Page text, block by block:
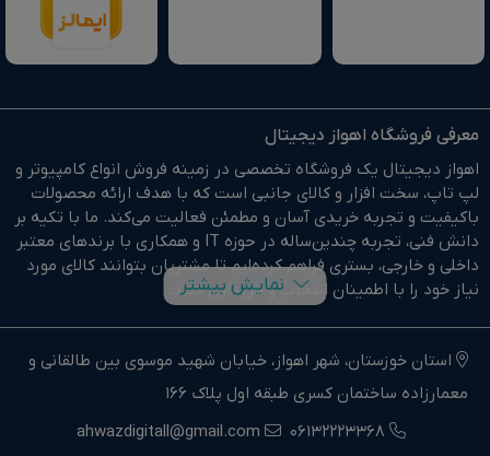
معرفی فروشگاه اهواز دیجیتال
اهواز دیجیتال یک فروشگاه تخصصی در زمینه فروش انواع کامپیوتر و
لپ تاپ، سخت افزار و کالای جانبی است که با هدف ارائه محصولات
باکیفیت و تجربه خریدی آسان و مطمئن فعالیت می‌کند. ما با تکیه بر
دانش فنی، تجربه چندین‌ساله در حوزه IT و همکاری با برندهای معتبر
داخلی و خارجی، بستری فراهم کرده‌ایم تا مشتریان بتوانند کالای مورد
نیاز خود را با اطمینان انتخاب و خریداری کنند.
در وبسایت اهواز دیجیتال براحتی خرید آنلاین انجام دهید و در
کوتاهترین زمان ممکن کالای خود را تحویل بگیرید.
ما وارد کننده مستقیم انواع کامپیوتر،لپ تاپ و سخت افزار استوک و
اوپن باکس در جنوب غرب کشور هستیم.
نمایش بیشتر
استان خوزستان، شهر اهواز، خیابان شهید موسوی بین طالقانی و
معمارزاده ساختمان کسری طبقه اول پلاک 166
06132223368
ahwazdigitall@gmail.com